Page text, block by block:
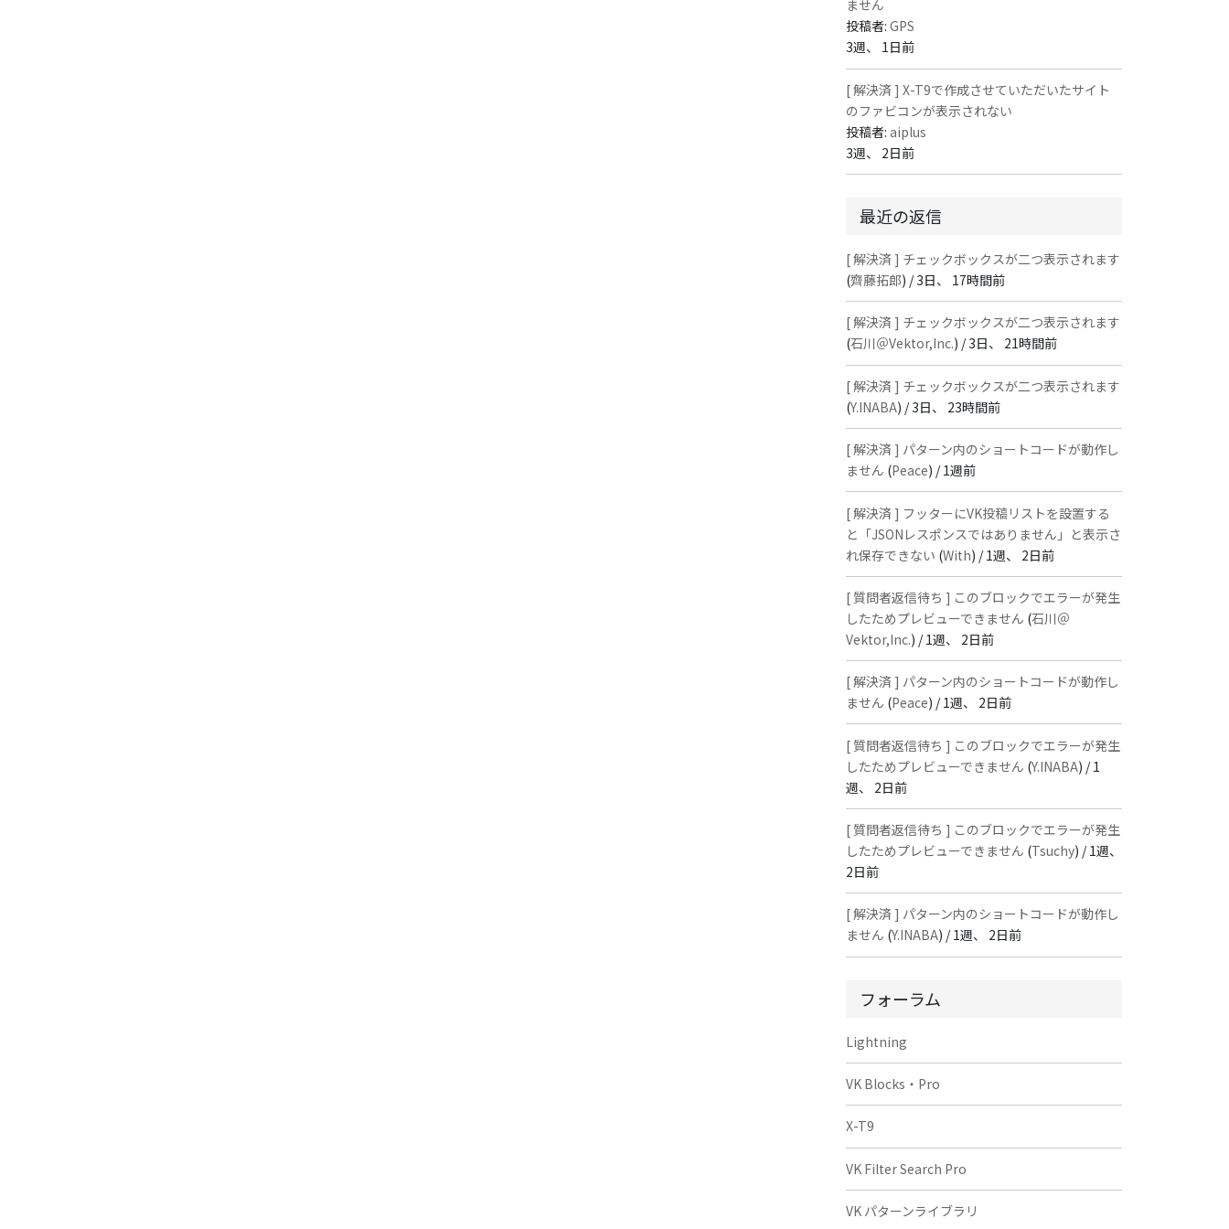
ません
投稿者:GPS
3週、 1日前
[ 解決済 ] X-T9で作成させていただいたサイト
のファビコンが表示されない
投稿者:aiplus
3週、 2日前
最近の返信
[ 解決済 ] チェックボックスが二つ表示されます
(齊藤拓郎) /3日、 17時間前
[ 解決済 ] チェックボックスが二つ表示されます
(石川＠Vektor,Inc.) /3日、 21時間前
[ 解決済 ] チェックボックスが二つ表示されます
(Y.INABA) /3日、 23時間前
[ 解決済 ] パターン内のショートコードが動作し
ません (Peace) /1週前
[ 解決済 ] フッターにVK投稿リストを設置する
と「JSONレスポンスではありません」と表示さ
れ保存できない (With) /1週、 2日前
[ 質問者返信待ち ] このブロックでエラーが発生
したためプレビューできません (石川＠
Vektor,Inc.) /1週、 2日前
[ 解決済 ] パターン内のショートコードが動作し
ません (Peace) /1週、 2日前
[ 質問者返信待ち ] このブロックでエラーが発生
したためプレビューできません (Y.INABA) /1
週、 2日前
[ 質問者返信待ち ] このブロックでエラーが発生
したためプレビューできません (Tsuchy) /1週、
2日前
[ 解決済 ] パターン内のショートコードが動作し
ません (Y.INABA) /1週、 2日前
フォーラム
Lightning
VK Blocks・Pro
X-T9
VK Filter Search Pro
VK パターンライブラリ